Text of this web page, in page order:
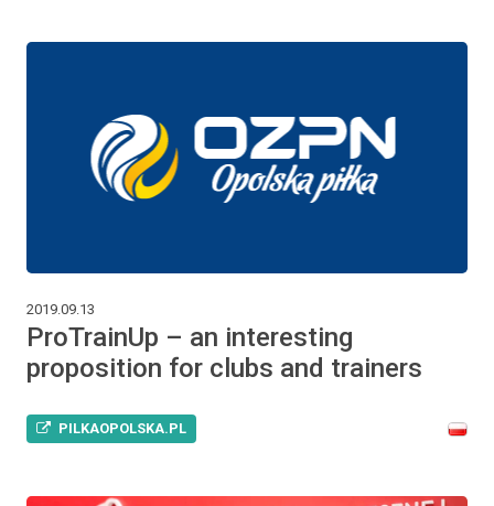
2019.09.13
ProTrainUp – an interesting
proposition for clubs and trainers
PILKAOPOLSKA.PL